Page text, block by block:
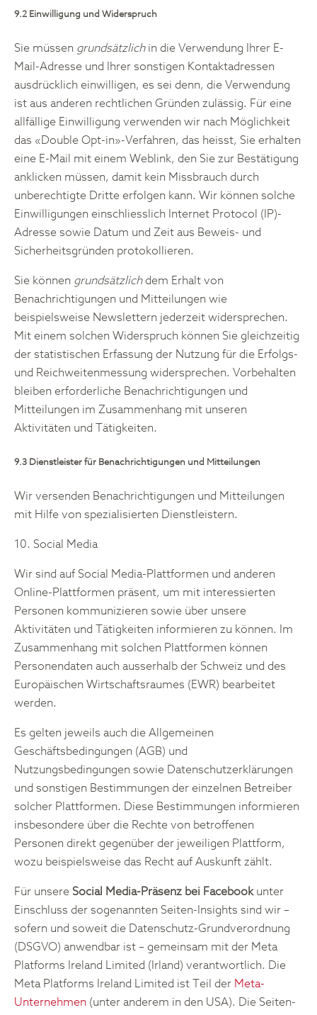
9.2 Einwilligung und Widerspruch
Sie müssen grundsätzlichin die Verwendung Ihrer E-
Mail-Adresse und Ihrer sonstigen Kontaktadressen
ausdrücklich einwilligen, es sei denn, die Verwendung
ist aus anderen rechtlichen Gründen zulässig. Für eine
allfällige Einwilligung verwenden wir nach Möglichkeit
das «Double Opt-in»-Verfahren, das heisst, Sie erhalten
eine E-Mail mit einem Weblink, den Sie zur Bestätigung
anklicken müssen, damit kein Missbrauch durch
unberechtigte Dritte erfolgen kann. Wir können solche
Einwilligungen einschliesslich Internet Protocol (IP)-
Adresse sowie Datum und Zeit aus Beweis- und
Sicherheitsgründen protokollieren.
Sie können grundsätzlichdem Erhalt von
Benachrichtigungen und Mitteilungen wie
beispielsweise Newslettern jederzeit widersprechen.
Mit einem solchen Widerspruch können Sie gleichzeitig
der statistischen Erfassung der Nutzung für die Erfolgs-
und Reichweitenmessung widersprechen. Vorbehalten
bleiben erforderliche Benachrichtigungen und
Mitteilungen im Zusammenhang mit unseren
Aktivitäten und Tätigkeiten.
9.3 Dienstleister für Benachrichtigungen und Mitteilungen
Wir versenden Benachrichtigungen und Mitteilungen
mit Hilfe von spezialisierten Dienstleistern.
10. Social Media
Wir sind auf Social Media-Plattformen und anderen
Online-Plattformen präsent, um mit interessierten
Personen kommunizieren sowie über unsere
Aktivitäten und Tätigkeiten informieren zu können. Im
Zusammenhang mit solchen Plattformen können
Personendaten auch ausserhalb der Schweiz und des
Europäischen Wirtschaftsraumes (EWR) bearbeitet
werden.
Es gelten jeweils auch die Allgemeinen
Geschäftsbedingungen (AGB) und
Nutzungsbedingungen sowie Datenschutzerklärungen
und sonstigen Bestimmungen der einzelnen Betreiber
solcher Plattformen. Diese Bestimmungen informieren
insbesondere über die Rechte von betroffenen
Personen direkt gegenüber der jeweiligen Plattform,
wozu beispielsweise das Recht auf Auskunft zählt.
Für unsere Social Media-Präsenz bei Facebookunter
Einschluss der sogenannten Seiten-Insights sind wir –
sofern und soweit die Datenschutz-Grundverordnung
(DSGVO) anwendbar ist – gemeinsam mit der Meta
Platforms Ireland Limited (Irland) verantwortlich. Die
Meta Platforms Ireland Limited ist Teil der Meta-
Unternehmen (unter anderem in den USA). Die Seiten-